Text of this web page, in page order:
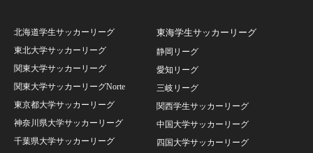
北海道学生サッカーリーグ
東北大学サッカーリーグ
関東大学サッカーリーグ
関東大学サッカーリーグNorte
東京都大学サッカーリーグ
神奈川県大学サッカーリーグ
千葉県大学サッカーリーグ
東海学生サッカーリーグ
静岡リーグ
愛知リーグ
三岐リーグ
関西学生サッカーリーグ
中国大学サッカーリーグ
四国大学サッカーリーグ